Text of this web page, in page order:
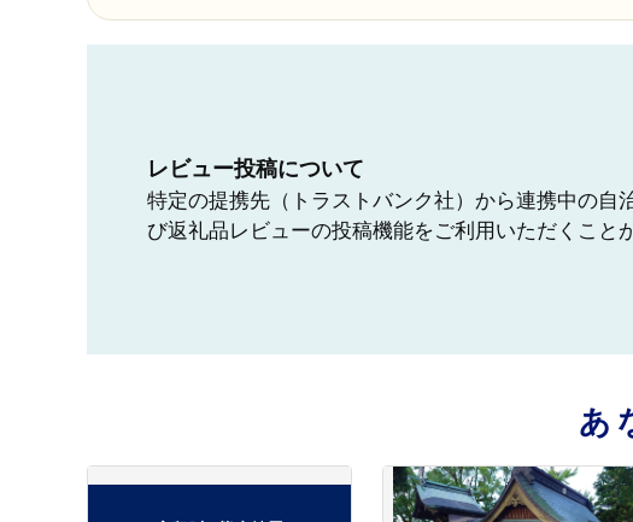
レビュー投稿について
特定の提携先（トラストバンク社）から連携中の自
び返礼品レビューの投稿機能をご利用いただくこと
あ